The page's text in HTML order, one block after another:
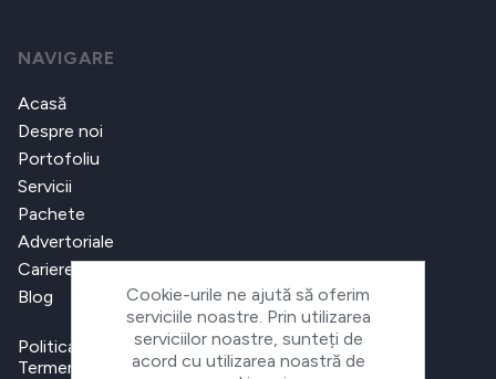
NAVIGARE
Acasă
Despre noi
Portofoliu
Servicii
Pachete
Advertoriale
Cariere
Blog
Politica de confidențialitate
Termeni și condiții
Cookie-urile ne ajută să oferim
serviciile noastre. Prin utilizarea
serviciilor noastre, sunteți de
acord cu utilizarea noastră de